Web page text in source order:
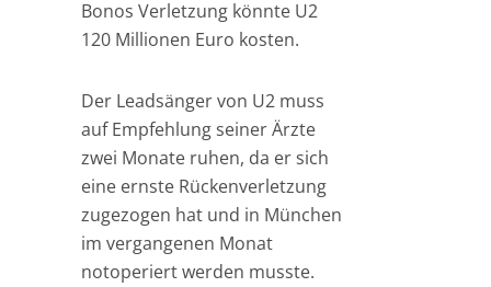
Bonos Verletzung könnte U2
120 Millionen Euro kosten.
Der Leadsänger von U2 muss
auf Empfehlung seiner Ärzte
zwei Monate ruhen, da er sich
eine ernste Rückenverletzung
zugezogen hat und in München
im vergangenen Monat
notoperiert werden musste.